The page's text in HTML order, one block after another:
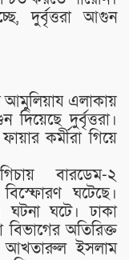
দুর্বৃত্তরা আগুন
আমুলিয়ায এলাকায়
দুর্বৃত্তরা।
কর্মীরা গিয়ে
বারডেম-২
ঘটেছে।
ঘটে। ঢাকা
অতিরিক্ত
আখতারুল ইসলাম